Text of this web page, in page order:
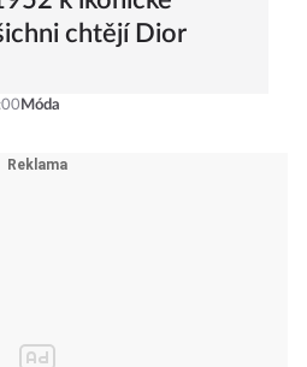
chtějí Dior
Móda